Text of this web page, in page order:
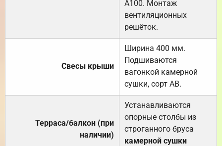
А100. Монтаж
вентиляционных
решёток.
Свесы крыши
Ширина 400 мм.
Подшиваются
вагонкой камерной
сушки, сорт АВ.
Терраса/балкон (при
наличии)
Устанавливаются
опорные столбы из
строганного бруса
камерной сушки